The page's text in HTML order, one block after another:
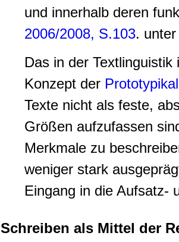
und innerhalb deren
2006/2008, S.103.
Das in der
Konzept der
Texte nicht als feste,
Größen aufzufassen
Merkmale zu
weniger stark
Eingang in die Aufsatz-
Schreiben als Mittel der